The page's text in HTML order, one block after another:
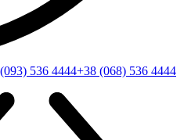
536 4444+38 (068) 536 4444